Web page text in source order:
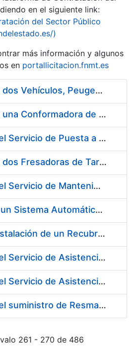
en el siguiente link:
del Sector Público
)
más información y algunos
en portallicitacion.fnmt.es
Enajenación de dos Vehículos, Peugeot 307 y Peugeot 407
Enajenación de una Conformadora de Pliegos PVC-Overlay, Modelo Louda GM 400
Contratación del Servicio de Puesta a Disposición y Mantenimiento de Contenedores Higiénicos, Bacteriostáticos, Ambientadores, Columnas Eliminadoras de Olores y Alfombras Antideslizantes
Enajenación de dos Fresadoras de Tarjetas PVC Cybernetix Mod. GRX 2000 y GRX 3000
Contratación del Servicio de Mantenimiento de Drivers y Herramientas para Tarjetas Inteligentes
Adquisición de un Sistema Automático de Etiquetado y Pesado para Petacas de Monedas de la L4
Suministro e Instalación de un Recubrimiento Fono-Absorbente en paredes y techos
Contratación del Servicio de Asistencia Técnica para la Realización de Trabajos de Pintura para el Taller de Mantenimiento de la Fábrica de Papel de Burgos durante el año 2017
Contratación del Servicio de Asistencia Técnica para la Realización de Trabajos de Fontanería para el Taller de Mantenimiento de la Fábrica de Papel de Burgos durante el año 2017
Contratación del suministro de Resmas de Cartón
261 - 270 de 486